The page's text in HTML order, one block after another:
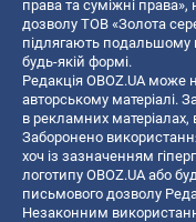
права та суміжні
дозволу ТОВ «Золота
підлягають
будь-якій формі.
Редакція OBOZ.UA може
авторському матеріалі.
в рекламних матеріалах,
Заборонено
хоч із зазначенням
логотипу OBOZ.UA або
письмового дозволу
Незаконним